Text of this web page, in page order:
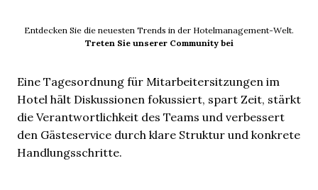
Entdecken Sie die neuesten Trends in der Hotelmanagement-Welt.
Treten Sie unserer Community bei
Eine Tagesordnung für Mitarbeitersitzungen im
Hotel hält Diskussionen fokussiert, spart Zeit, stärkt
die Verantwortlichkeit des Teams und verbessert
den Gästeservice durch klare Struktur und konkrete
Handlungsschritte.